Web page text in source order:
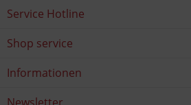
Service Hotline
Shop service
Informationen